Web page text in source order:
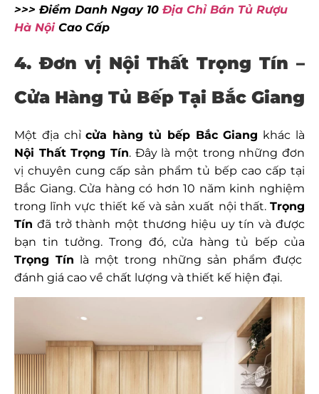
>>> Điểm Danh Ngay 10 Địa Chỉ Bán Tủ Rượu
Hà NộiCao Cấp
4. Đơn vị Nội Thất Trọng Tín –
Cửa Hàng Tủ Bếp Tại Bắc Giang
Một địa chỉcửa hàng tủ bếp Bắc Giang khác là
Nội Thất Trọng Tín. Đây là một trong những đơn
vị chuyên cung cấp sản phẩm tủ bếp cao cấp tại
Bắc Giang. Cửa hàng có hơn 10 năm kinh nghiệm
trong lĩnh vực thiết kế và sản xuất nội thất. Trọng
Tín đã trở thành một thương hiệu uy tín và được
bạn tin tưởng. Trong đó, cửa hàng tủ bếp của
Trọng Tín là một trong những sản phẩm được
đánh giá cao về chất lượng và thiết kế hiện đại.